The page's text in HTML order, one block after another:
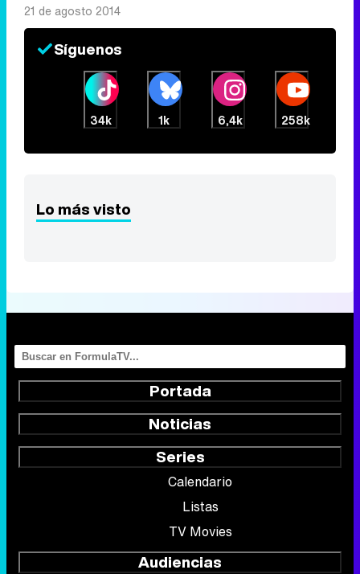
21 de agosto 2014
Síguenos
34k 1k 6,4k 258k
Lo más visto
Portada
Noticias
Series
Calendario
Listas
TV Movies
Audiencias